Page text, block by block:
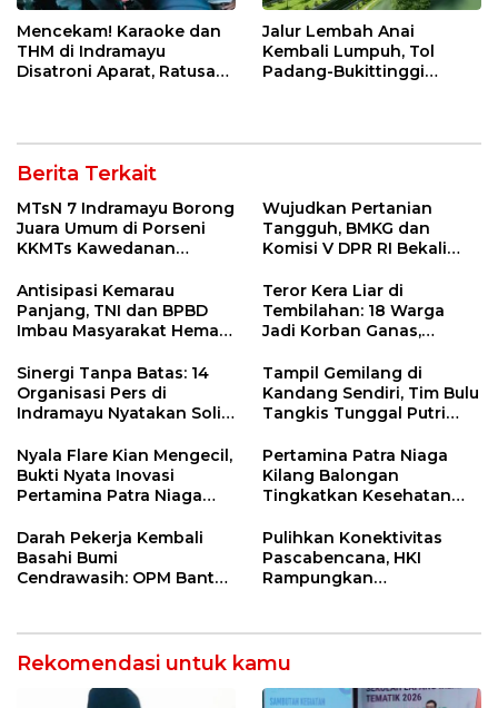
Mencekam! Karaoke dan
THM di Indramayu
Disatroni Aparat, Ratusan
Jalur Lembah Anai
Kembali Lumpuh, Tol
Padang-Bukittinggi
Berita Terkait
MTsN 7 Indramayu Borong
Juara Umum di Porseni
KKMTs Kawedanan
Wujudkan Pertanian
Tangguh, BMKG dan
Komisi V DPR RI Bekali
Sekolah Lapang Iklim
Antisipasi Kemarau
Panjang, TNI dan BPBD
Imbau Masyarakat Hemat
Kebakaran
Teror Kera Liar di
Tembilahan: 18 Warga
Jadi Korban Ganas,
12 Jahitan!
Sinergi Tanpa Batas: 14
Organisasi Pers di
Indramayu Nyatakan Solid
Tampil Gemilang di
Kandang Sendiri, Tim Bulu
Tangkis Tunggal Putri
Juara Porseni KKMTs
Jatibarang 2026
Nyala Flare Kian Mengecil,
Bukti Nyata Inovasi
Pertamina Patra Niaga
Net Zero Emission 2060
Pertamina Patra Niaga
Kilang Balongan
Tingkatkan Kesehatan
Pemeriksaan Kesehatan
Rutin dan Edukasi
Perawatan Gigi
Darah Pekerja Kembali
Basahi Bumi
Cendrawasih: OPM Bantai
Pulihkan Konektivitas
Pascabencana, HKI
Rampungkan
Rekomendasi untuk kamu